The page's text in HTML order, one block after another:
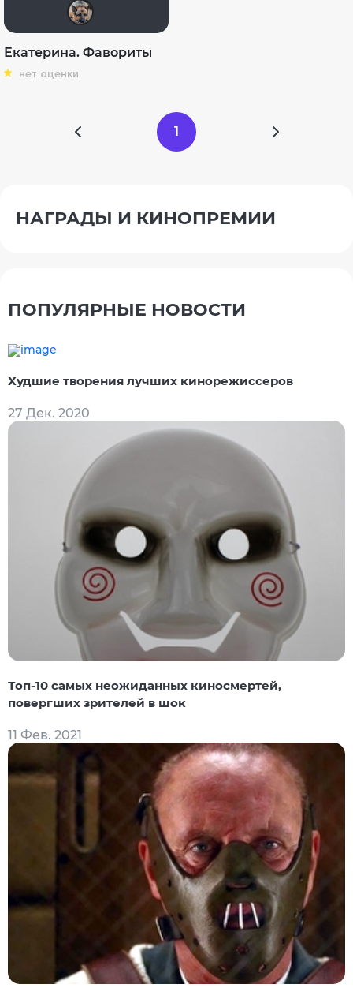
Екатерина. Фавориты
нет оценки
1
НАГРАДЫ И КИНОПРЕМИИ
ПОПУЛЯРНЫЕ НОВОСТИ
Худшие творения лучших кинорежиссеров
27 Дек. 2020
Топ-10 самых неожиданных киносмертей,
повергших зрителей в шок
11 Фев. 2021